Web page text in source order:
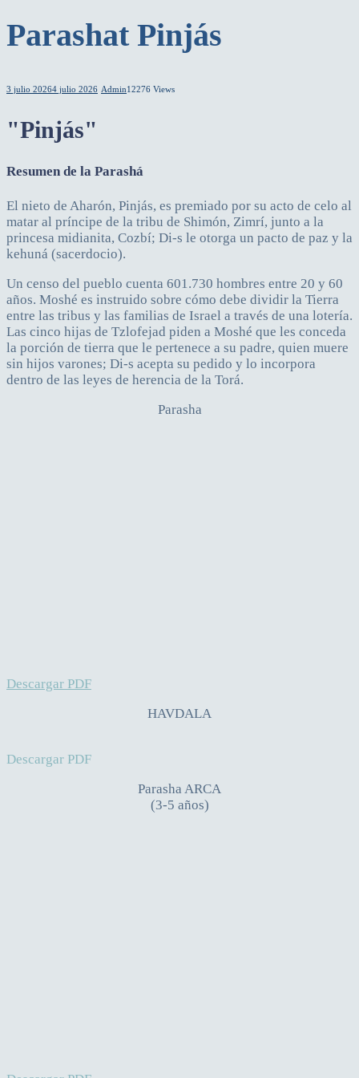
Parashat Pinjás
3 julio 20264 julio 2026 Admin12276 Views
"Pinjás"
Resumen de la Parashá
El nieto de Aharón, Pinjás, es premiado por su acto de celo al
matar al príncipe de la tribu de Shimón, Zimrí, junto a la
princesa midianita, Cozbí; Di-s le otorga un pacto de paz y la
kehuná (sacerdocio).
Un censo del pueblo cuenta 601.730 hombres entre 20 y 60
años. Moshé es instruido sobre cómo debe dividir la Tierra
entre las tribus y las familias de Israel a través de una lotería.
Las cinco hijas de Tzlofejad piden a Moshé que les conceda
la porción de tierra que le pertenece a su padre, quien muere
sin hijos varones; Di-s acepta su pedido y lo incorpora
dentro de las leyes de herencia de la Torá.
Parasha
Descargar PDF
HAVDALA
Descargar PDF
Parasha ARCA
(3-5 años)